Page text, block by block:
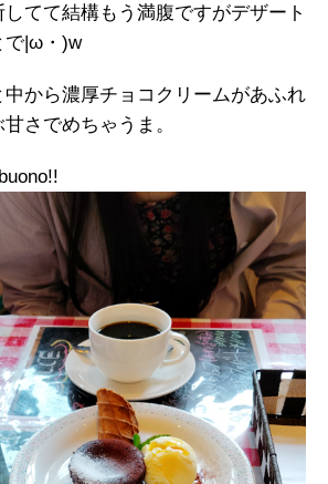
てて結構もう満腹ですがデザート
で|ω・)w
から濃厚チョコクリームがあふれ
さでめちゃうま。